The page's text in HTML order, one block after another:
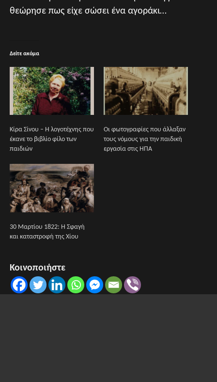
θεώρησε πως είχε σώσει ένα αγοράκι…
Δείτε ακόμα
Κίρα Σίνου – Η λογοτέχνης που
έκανε το βιβλίο φίλο των
παιδιών
Οι φωτογραφίες που άλλαξαν
τους νόμους για την παιδική
εργασία στις ΗΠΑ
30 Μαρτίου 1822: Η Σφαγή
και καταστροφή της Χίου
Κοινοποιήστε